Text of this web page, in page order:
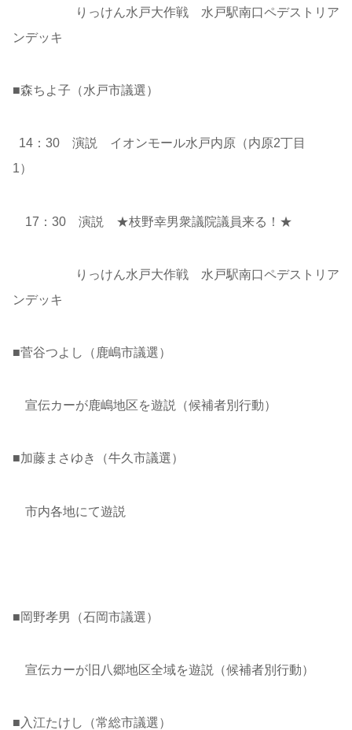
りっけん水戸大作戦 水戸駅南口ペデストリア
ンデッキ
■森ちよ子（水戸市議選）
14：30 演説 イオンモール水戸内原（内原2丁目
1）
17：30 演説 ★枝野幸男衆議院議員来る！★
りっけん水戸大作戦 水戸駅南口ペデストリア
ンデッキ
■菅谷つよし（鹿嶋市議選）
宣伝カーが鹿嶋地区を遊説（候補者別行動）
■加藤まさゆき（牛久市議選）
市内各地にて遊説
■岡野孝男（石岡市議選）
宣伝カーが旧八郷地区全域を遊説（候補者別行動）
■入江たけし（常総市議選）